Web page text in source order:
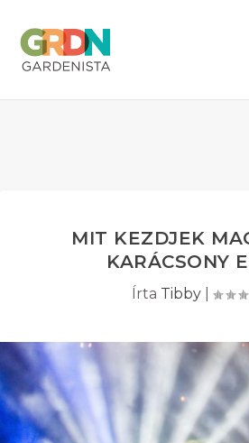
MIT KEZDJEK
KARÁCSONY
Írta Tibby